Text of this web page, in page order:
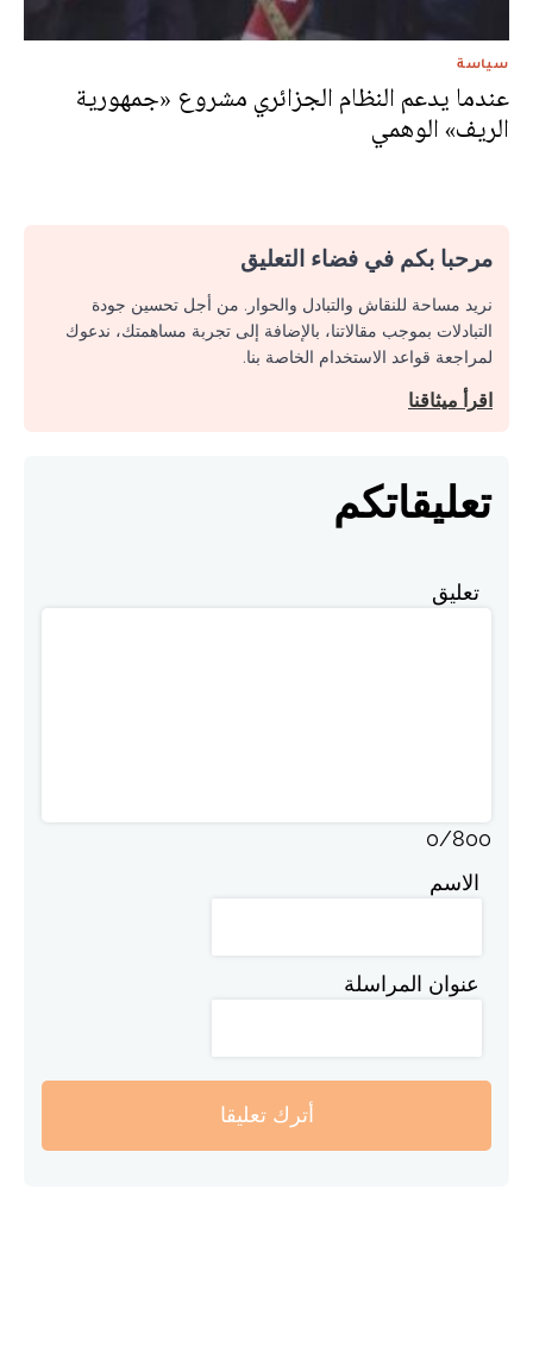
سياسة
عندما يدعم النظام الجزائري مشروع «جمهورية
الريف» الوهمي
مرحبا بكم في فضاء التعليق
نريد مساحة للنقاش والتبادل والحوار. من أجل تحسين جودة
التبادلات بموجب مقالاتنا، بالإضافة إلى تجربة مساهمتك، ندعوك
لمراجعة قواعد الاستخدام الخاصة بنا.
اقرأ ميثاقنا
تعليقاتكم
تعليق
0/800
الاسم
عنوان المراسلة
أترك تعليقا